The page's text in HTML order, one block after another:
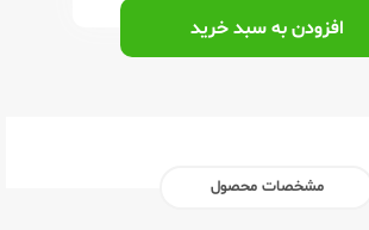
افزودن به سبد خرید
مشخصات محصول